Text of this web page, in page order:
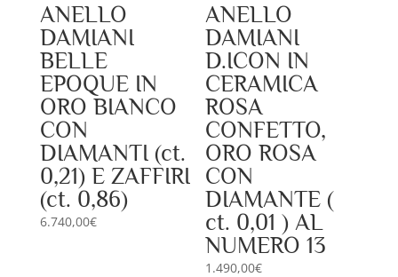
ANELLO
DAMIANI
BELLE
EPOQUE IN
ORO BIANCO
CON
DIAMANTI (ct.
0,21) E ZAFFIRI
(ct. 0,86)
6.740,00€
ANELLO
DAMIANI
D.ICON IN
CERAMICA
ROSA
CONFETTO,
ORO ROSA
CON
DIAMANTE (
ct. 0,01 ) AL
NUMERO 13
1.490,00€